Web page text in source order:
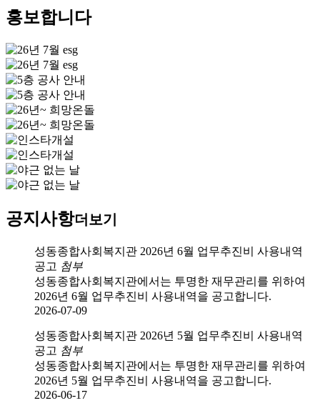
홍보합니다
공지사항더보기
성동종합사회복지관 2026년 6월 업무추진비 사용내역
공고 첨부
성동종합사회복지관에서는 투명한 재무관리를 위하여
2026년 6월 업무추진비 사용내역을 공고합니다.
2026-07-09
성동종합사회복지관 2026년 5월 업무추진비 사용내역
공고 첨부
성동종합사회복지관에서는 투명한 재무관리를 위하여
2026년 5월 업무추진비 사용내역을 공고합니다.
2026-06-17